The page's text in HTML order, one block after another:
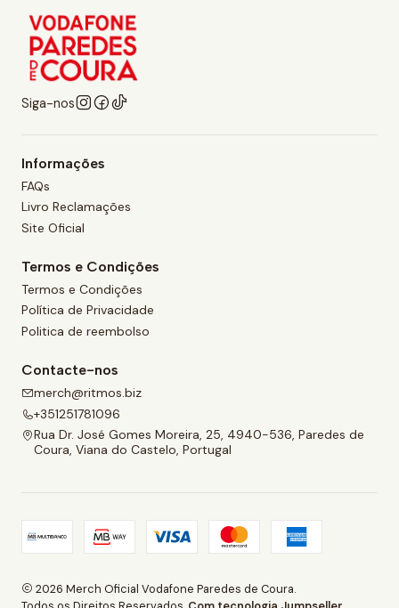
Siga-nos
Informações
FAQs
Livro Reclamações
Site Oficial
Termos e Condições
Termos e Condições
Política de Privacidade
Politica de reembolso
Contacte-nos
merch@ritmos.biz
+351251781096
Rua Dr. José Gomes Moreira, 25, 4940-536, Paredes de
Coura, Viana do Castelo, Portugal
2026 Merch Oficial Vodafone Paredes de Coura.